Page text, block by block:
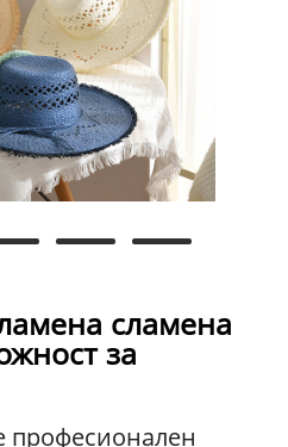
сламена
за
професионален